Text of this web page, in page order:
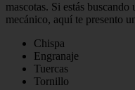
mascotas. Si estás
mecánico, aquí te presento
Chispa
Engranaje
Tuercas
Tornillo